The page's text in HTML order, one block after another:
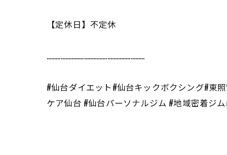
【定休日】不定休
………………………………………………………
#仙台ダイエット#仙台キックボクシング#東
ケア仙台 #仙台パーソナルジム #地域密着ジ